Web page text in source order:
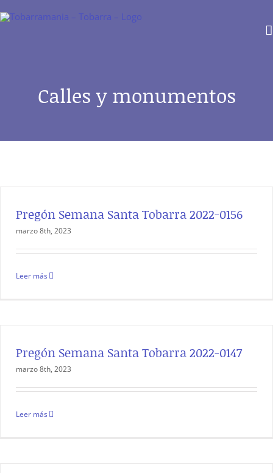
Calles y monumentos
Pregón Semana Santa Tobarra 2022-0156
marzo 8th, 2023
Leer más
Pregón Semana Santa Tobarra 2022-0147
marzo 8th, 2023
Leer más